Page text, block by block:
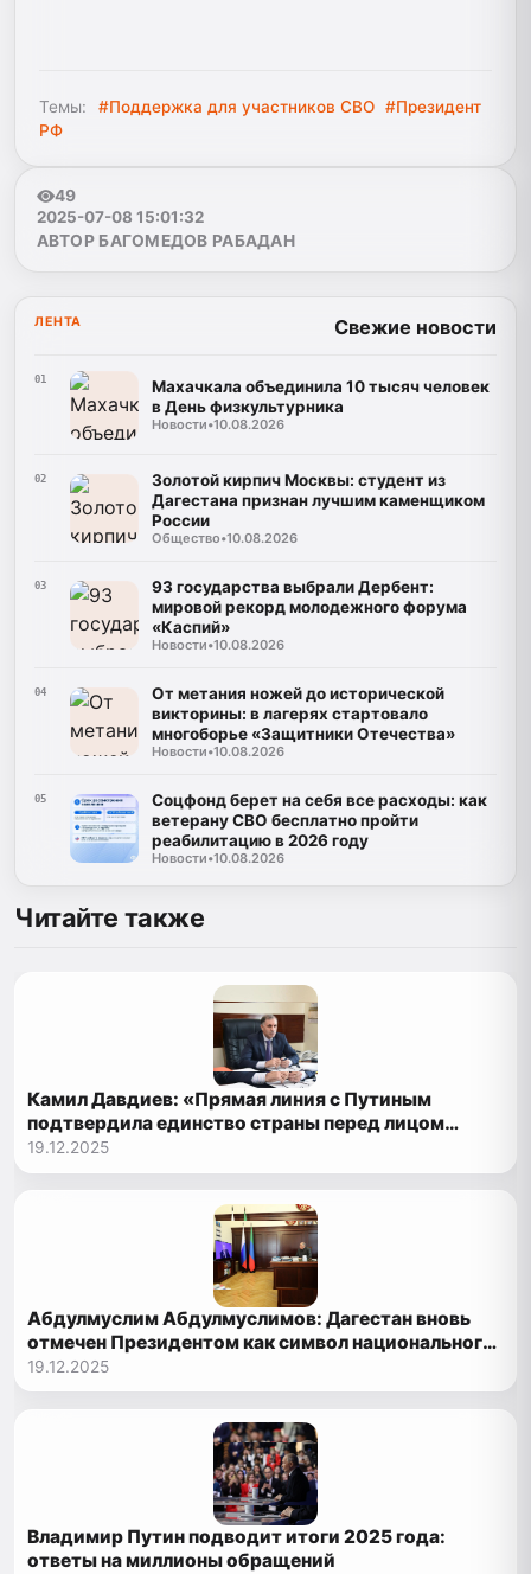
Темы: #Поддержка для участников СВО #Президент
РФ
49
2025-07-08 15:01:32
АВТОР БАГОМЕДОВ РАБАДАН
ЛЕНТА Свежие новости
01
Махачкала объединила 10 тысяч человек
в День физкультурника
Новости•10.08.2026
02
Золотой кирпич Москвы: студент из
Дагестана признан лучшим каменщиком
России
Общество•10.08.2026
03
93 государства выбрали Дербент:
мировой рекорд молодежного форума
«Каспий»
Новости•10.08.2026
04
От метания ножей до исторической
викторины: в лагерях стартовало
многоборье «Защитники Отечества»
Новости•10.08.2026
05
Соцфонд берет на себя все расходы: как
ветерану СВО бесплатно пройти
реабилитацию в 2026 году
Новости•10.08.2026
Читайте также
Камил Давдиев: «Прямая линия с Путиным
подтвердила единство страны перед лицом
глобальных вызовов»
19.12.2025
Абдулмуслим Абдулмуслимов: Дагестан вновь
отмечен Президентом как символ национального
единства России
19.12.2025
Владимир Путин подводит итоги 2025 года:
ответы на миллионы обращений